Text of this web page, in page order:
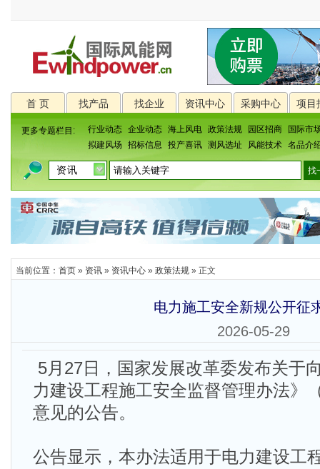
首 页 找产品 找企业 资讯中心 采购中心 项目
更多专题栏目: 行业动态 企业动态 海上风电 政策法规 园区招商
国际市
拟建风场
招标信息 投产喜讯 测风选址 风能技术 名品介
当前位置： 首页 » 资讯 » 资讯中心 » 政策法规 » 正文
电力施工安全新规公开征
2026-05-29
5月27日，国家发展改革委发布关于
力建设工程施工安全监督管理办法》
意见的公告。
公告显示，本办法适用于电力建设工